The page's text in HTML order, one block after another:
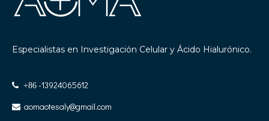
Especialistas en Investigación Celular y Ácido Hialurónico.
 +86 -13924065612
 aomaotesaly@gmail.com